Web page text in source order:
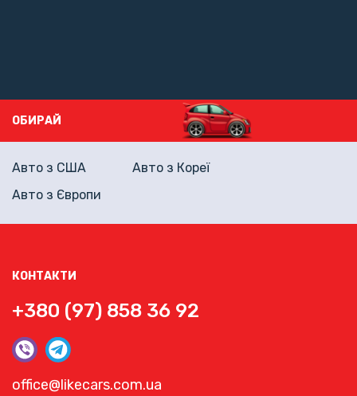
КОНТАКТИ
+380 (97) 858 36 92
office@likecars.com.ua
ОБИРАЙ
Авто з США
Авто з Кореї
Авто з Європи